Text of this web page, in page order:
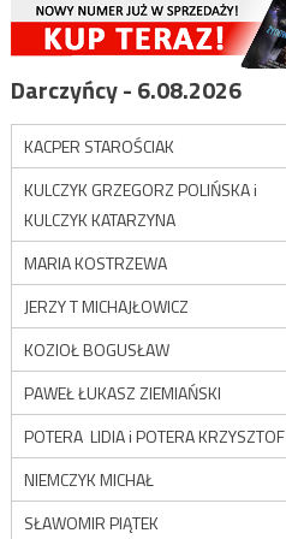
Darczyńcy - 6.08.2026
KACPER STAROŚCIAK
KULCZYK GRZEGORZ POLIŃSKA i
KULCZYK KATARZYNA
MARIA KOSTRZEWA
JERZY T MICHAJŁOWICZ
KOZIOŁ BOGUSŁAW
PAWEŁ ŁUKASZ ZIEMIAŃSKI
POTERA LIDIA i POTERA KRZYSZTOF
NIEMCZYK MICHAŁ
SŁAWOMIR PIĄTEK